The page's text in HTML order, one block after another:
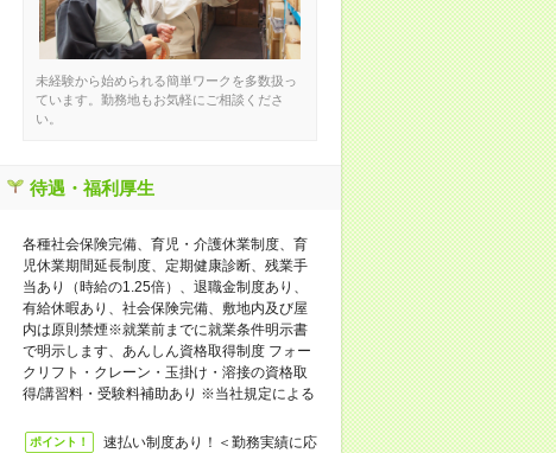
未経験から始められる簡単ワークを多数扱っ
ています。勤務地もお気軽にご相談くださ
い。
待遇・福利厚生
各種社会保険完備、育児・介護休業制度、育
児休業期間延長制度、定期健康診断、残業手
当あり（時給の1.25倍）、退職金制度あり、
有給休暇あり、社会保険完備、敷地内及び屋
内は原則禁煙※就業前までに就業条件明示書
で明示します、あんしん資格取得制度 フォー
クリフト・クレーン・玉掛け・溶接の資格取
得/講習料・受験料補助あり ※当社規定による
ポイント！
速払い制度あり！＜勤務実績に応